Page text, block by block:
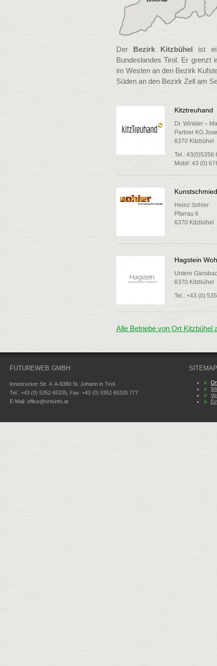
Der Bezirk Kitzbühel ist
Bundeslandes Tirol. Er grenzt
im Westen an den Bezirk
Süden an den Bezirk Zell am
Kitztreuhand
Dr. Winkler –
Partner KG
6370 Kitzbühel
Tel.: 43(0)5356
Mobil: 43 (0)
Heinz Sohler
Pfarrau 6
6370 Kitzbühel
Hagstein
Untere
6370 Kitzbühel
Tel.: +43 (0)
Alle Betriebe von Ort Kitzbühel
FUTUREWEB GMBH
Innsbrucker Str. 4, A-6380 St. Johann in Tirol
Tel.: +43 (0) 5352 65335, Fax: +43 (0) 5352 65335 777
E-Mail: office@ortsinfo.at
SITEMAP